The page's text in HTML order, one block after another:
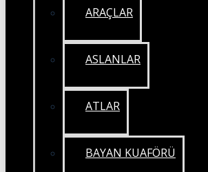
ARAÇLAR
ASLANLAR
ATLAR
BAYAN KUAFÖRÜ